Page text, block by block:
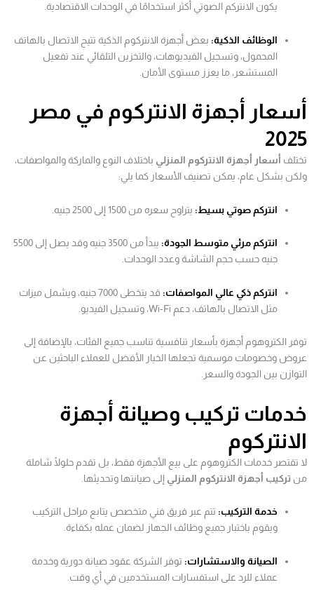
يكون الانتركم الصوتي أكثر استخدامًا في الوحدات الاقتصادية.
الوظائف الذكية: بعض أجهزة الانتركوم الذكية تتيح الاتصال بالهاتف
المحمول، وتسجيل الفيديوهات، والتخزين التلقائي عند تفعيل
المستشعر، ما يعزز مستوى الأمان.
أسعار أجهزة الانتركوم في مصر
2025
تختلف أسعار أجهزة الانتركوم المنزلي باختلاف النوع والماركة والمواصفات،
ولكن بشكل عام، يمكن تصنيف الأسعار كما يلي:
انتركم صوتي بسيط: يتراوح سعره من 1500 إلى 2500 جنيه.
انتركم مرئي متوسط الجودة:
يبدأ من 3500 جنيه وقد يصل إلى 5500
جنيه حسب حجم الشاشة وعدد الوحدات.
انتركم ذكي عالي المواصفات:
قد يتخطى 7000 جنيه، ويشمل ميزات
مثل الاتصال بالهاتف، دعم Wi-Fi، وتسجيل الفيديو.
توفر الكتروهوم أجهزة بأسعار تنافسية تناسب جميع الفئات، بالإضافة إلى
عروض وخصومات موسمية تجعلها الخيار الأفضل للعملاء الباحثين عن
التوازن بين الجودة والسعر.
خدمات تركيب وصيانة أجهزة
الانتركوم
لا تقتصر خدمات الكتروهوم على بيع الأجهزة فقط، بل تقدم حلولًا شاملة
من تركيب أجهزة الانتركوم المنزلي إلى صيانتها وتحديثها.
خدمة التركيب: تتم عبر فريق فني متخصص يتابع مراحل التركيب
ويقوم باختبار جميع وظائف الجهاز لضمان عمله بكفاءة.
الصيانة والاستشارات: توفر الشركة عقود صيانة دورية وخدمة
عملاء للرد على استفسارات المستخدمين في أي وقت.